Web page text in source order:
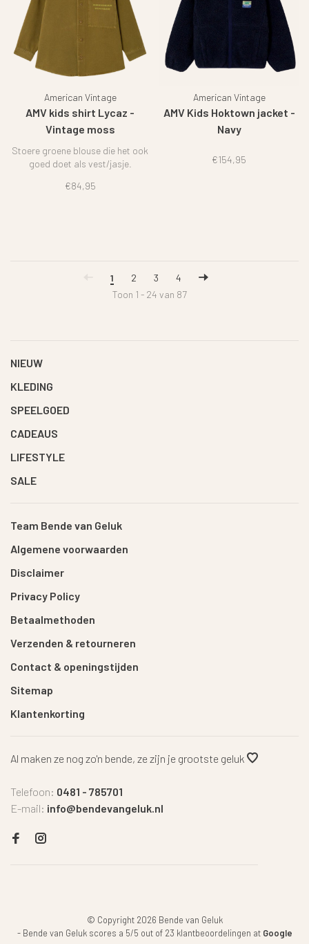
American Vintage
AMV kids shirt Lycaz -
Vintage moss
Stoere groene blouse die het ook
goed doet als vest/jasje.
€84,95
American Vintage
AMV Kids Hoktown jacket -
Navy
€154,95
1 2 3
4
Toon 1 - 24 van 87
NIEUW
KLEDING
SPEELGOED
CADEAUS
LIFESTYLE
SALE
Team Bende van Geluk
Algemene voorwaarden
Disclaimer
Privacy Policy
Betaalmethoden
Verzenden & retourneren
Contact & openingstijden
Sitemap
Klantenkorting
Al maken ze nog zo'n bende, ze zijn je grootste geluk
Telefoon: 0481 - 785701
E-mail: info@bendevangeluk.nl
© Copyright 2026 Bende van Geluk
- Bende van Geluk scores a 5/5 out of 23 klantbeoordelingen at Google